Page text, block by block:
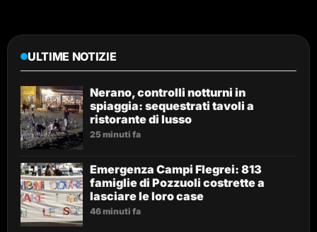
ULTIME NOTIZIE
Nerano, controlli notturni in
spiaggia: sequestrati tavoli a
ristorante di lusso
25 minuti fa
Emergenza Campi Flegrei: 813
famiglie di Pozzuoli costrette a
lasciare le loro case
46 minuti fa